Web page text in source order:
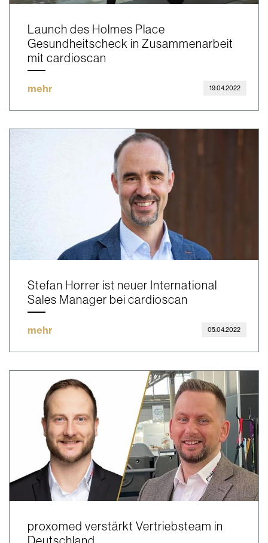
Launch des Holmes Place
Gesundheitscheck in Zusammenarbeit
mit cardioscan
mehr 19.04.2022
Stefan Horrer ist neuer International
Sales Manager bei cardioscan
mehr 05.04.2022
proxomed verstärkt Vertriebsteam in